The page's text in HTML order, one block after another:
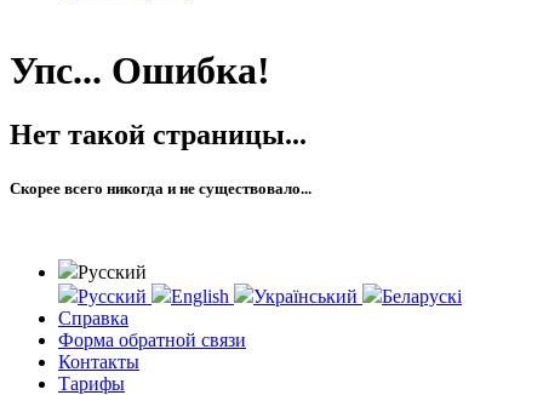
Упс... Ошибка!
Нет такой страницы...
Скорее всего никогда и не существовало...
Русский
Русский
English Український
Беларускі
Справка
Форма обратной связи
Контакты
Тарифы